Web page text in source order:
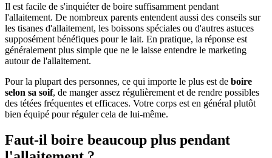
Il est facile de s'inquiéter de boire suffisamment pendant
l'allaitement. De nombreux parents entendent aussi des conseils sur
les tisanes d'allaitement, les boissons spéciales ou d'autres astuces
supposément bénéfiques pour le lait. En pratique, la réponse est
généralement plus simple que ne le laisse entendre le marketing
autour de l'allaitement.
Pour la plupart des personnes, ce qui importe le plus est de boire
selon sa soif, de manger assez régulièrement et de rendre possibles
des tétées fréquentes et efficaces. Votre corps est en général plutôt
bien équipé pour réguler cela de lui-même.
Faut-il boire beaucoup plus pendant